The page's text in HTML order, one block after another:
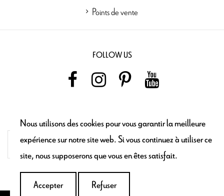
Points de vente
FOLLOW US
Nous utilisons des cookies pour vous garantir la meilleure
expérience sur notre site web. Si vous continuez à utiliser ce
site, nous supposerons que vous en êtes satisfait.
Accepter Refuser